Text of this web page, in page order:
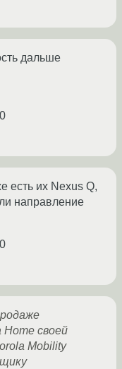
дальше
есть их Nexus Q,
направление
Home своей
Mobility